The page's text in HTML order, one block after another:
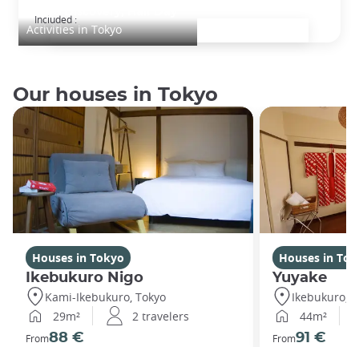
Activities in Tokyo
Included :
Our houses in Tokyo
Houses in Tokyo
Ikebukuro Nigo
Kami-Ikebukuro, Tokyo
29m²
2 travelers
From88 €
Houses in
Yuyake
Ikebukuro,
44m²
From91 €